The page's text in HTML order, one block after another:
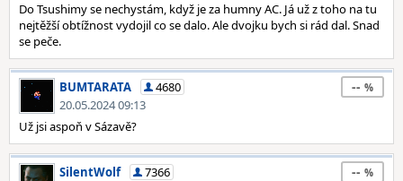
Do Tsushimy se nechystám, když je za humny AC. Já už z toho na tu
nejtěžší obtížnost vydojil co se dalo. Ale dvojku bych si rád dal. Snad
se peče.
BUMTARATA
4680
20.05.2024 09:13
--
Už jsi aspoň v Sázavě?
SilentWolf
7366
--